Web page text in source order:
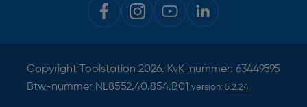
Copyright Toolstation 2026. KvK-nummer: 63449595
Btw-nummer NL8552.40.854.B01 version: 5.2.24